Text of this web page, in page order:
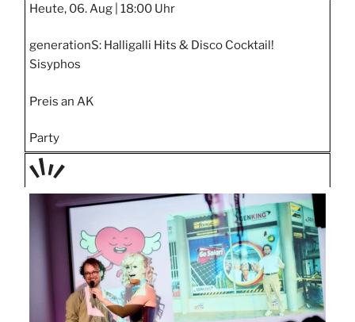
Heute, 06. Aug | 18:00 Uhr
generationS: Halligalli Hits & Disco Cocktail!
Sisyphos
Preis an AK
Party
TAGE